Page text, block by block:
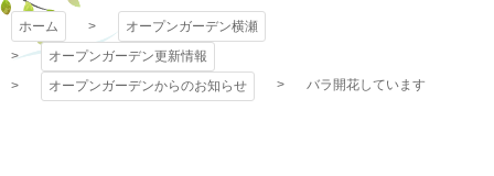
ホーム
オープンガーデン横瀬
オープンガーデン更新情報
オープンガーデンからのお知らせ
バラ開花しています